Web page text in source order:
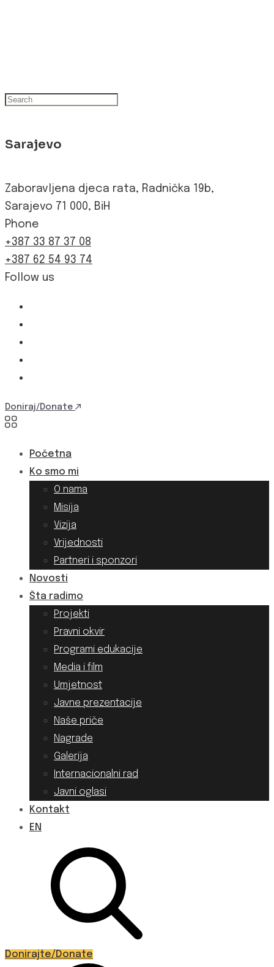
Sarajevo
Zaboravljena djeca rata, Radnička 19b,
Sarajevo 71 000, BiH
Phone
+387 33 87 37 08
+387 62 54 93 74
Follow us
Doniraj/Donate
Početna
Ko smo mi
O nama
Misija
Vizija
Vrijednosti
Partneri i sponzori
Novosti
Šta radimo
Projekti
Pravni okvir
Programi edukacije
Media i film
Umjetnost
Javne prezentacije
Naše priče
Nagrade
Galerija
Internacionalni rad
Javni oglasi
Kontakt
EN
Donirajte/Donate